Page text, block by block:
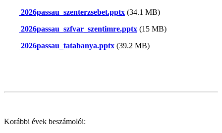
2026passau_szenterzsebet.pptx (34.1 MB)
2026passau_szfvar_szentimre.pptx (15 MB)
2026passau_tatabanya.pptx (39.2 MB)
Korábbi évek beszámolói: